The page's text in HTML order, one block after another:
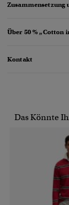
Zusammensetzung
Über 50 % „Cotton
Kontakt
Das Könnte